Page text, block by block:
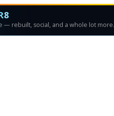
— rebuilt, social, and a whole lot more.